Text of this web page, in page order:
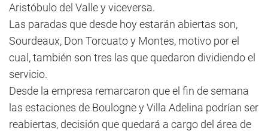
Aristóbulo del Valle y viceversa.
Las paradas que desde hoy estarán abiertas son,
Sourdeaux, Don Torcuato y Montes, motivo por el
cual, también son tres las que quedaron dividiendo el
servicio.
Desde la empresa remarcaron que el fin de semana
las estaciones de Boulogne y Villa Adelina podrían ser
reabiertas, decisión que quedará a cargo del área de